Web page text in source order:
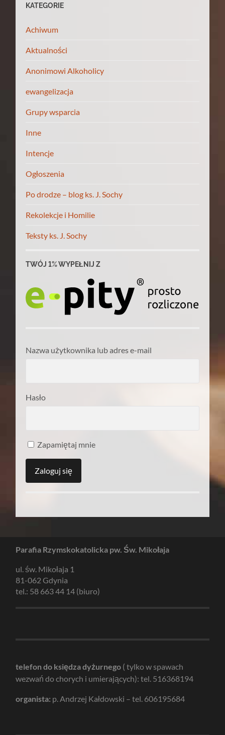
KATEGORIE
Achiwum
Aktualności
Anonimowi Alkoholicy
ewangelizacja
Grupy wsparcia
Inne
Intencje
Ogłoszenia
Po drodze – blog ks. J. Sochy
Rekolekcje i Homilie
Teksty ks. J. Sochy
TWÓJ 1% WYPEŁNIJ Z
Nazwa użytkownika lub adres e-mail
Hasło
Zapamiętaj mnie
Parafia Rzymskokatolicka pw. Św. Mikołaja
ul. św. Mikołaja 1
81-062 Gdynia
tel.: 58 663 44 14 (biuro)
telefon do księdza dyżurnego ( tylko w spawach
wezwań do chorych i umierających): tel. 516368194
organista: p. Andrzej Kałdowski – tel. 606195684